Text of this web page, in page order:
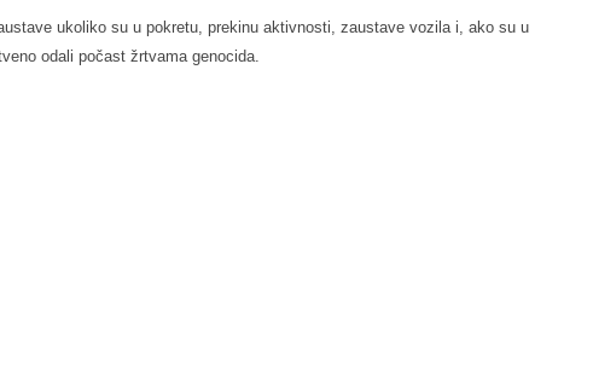
ukoliko su u pokretu, prekinu aktivnosti, zaustave vozila i, ako su u
odali počast žrtvama genocida.